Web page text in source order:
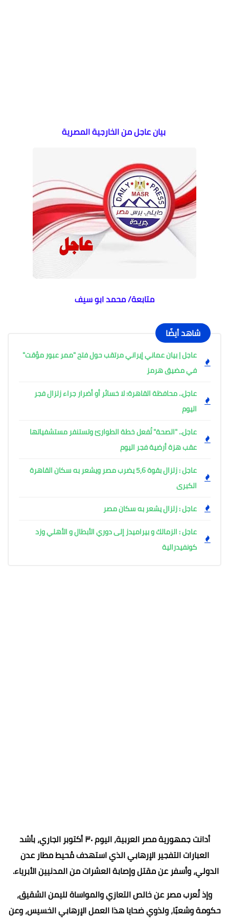
بيان عاجل من الخارجية المصرية
متابعة/ محمد ابو سيف
شاهد أيضًا
عاجل | بيان عماني إيراني مرتقب حول فتح "ممر عبور مؤقت"
في مضيق هرمز
عاجل.. محافظة القاهرة: لا خسائر أو أضرار جراء زلزال فجر
اليوم
عاجل.. "الصحة" تُفعل خطة الطوارئ وتستنفر مستشفياتها
عقب هزة أرضية فجر اليوم ​
عاجل : زلزال بقوة 5,6 يضرب مصر ويشعر به سكان القاهرة
الكبرى
عاجل : زلزال يشعر به سكان مصر
عاجل : الزمالك و بيراميدز إلى دوري الأبطال و الأهلي وزد
كونفيدرالية
أدانت جمهورية مصر العربية، اليوم ٣٠ أكتوبر الجاري، بأشد
العبارات التفجير الإرهابي الذي استهدف مُحيط مطار عدن
الدولي، وأسفر عن مقتل وإصابة العشرات من المدنيين الأبرياء.
وإذ تُعرب مصر عن خالص التعازي والمواساة لليمن الشقيق،
حكومة وشعبًا، ولذوي ضحايا هذا العمل الإرهابي الخسيس، وعن